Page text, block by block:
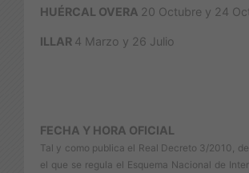
HUÉRCAL OVERA 20 Octubre y 24
ILLAR 4 Marzo y 26 Julio
FECHA Y HORA OFICIAL
Tal y como publica el Real Decreto 3/2010,
el que se regula el Esquema Nacional de